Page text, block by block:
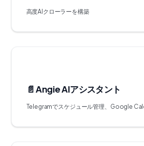
高度AIクローラーを構築
📄️ Angie AIアシスタント